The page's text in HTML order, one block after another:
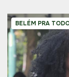
BELÉM PRA